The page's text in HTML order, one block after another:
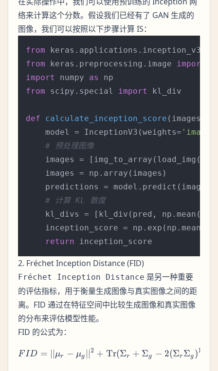
络来计算这个分数。假设我们已经有了 GAN 生成的
图像，我们可以按照以下步骤计算 IS：
from keras.applications.inception_v3
from keras.preprocessing.image import
import
numpy as
from scipy.special import kl_div
def calculate_inception_score ( images
    model = InceptionV3(weights=
# 预处理图像
images =
    images = np.array(images)
    predictions = model.predict(images)
# 计算 KL 散度
kl_divs = [kl_div(pred,
inception_score =
return
2. Fréchet Inception Distance (FID)
Fréchet Inception Distance 是另一种重要
的评估指标，用于衡量生成图像与真实图像之间的距
离。FID 通过在特征空间中比较生成图像和真实图像
的分布来评估模型性能。
FID 的公式为：
FID = ||\mu_r -
F ID = μr − μg ∣2 + Tr(Σr + Σg − 2(Σr Σg )1/2